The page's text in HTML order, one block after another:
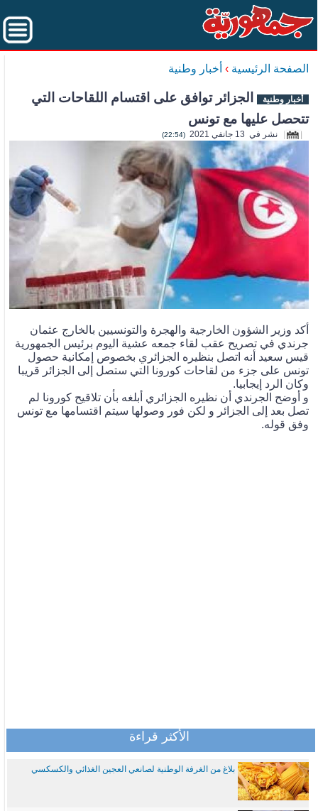
الصفحة الرئيسية › أخبار وطنية
أخبار وطنية الجزائر توافق على اقتسام اللقاحات التي
تتحصل عليها مع تونس
نشر في 13 جانفي 2021 (22:54)
أكد وزير الشؤون الخارجية والهجرة والتونسيين بالخارج عثمان
جرندي في تصريح عقب لقاء جمعه عشية اليوم برئيس الجمهورية
قيس سعيد أنه اتصل بنظيره الجزائري بخصوص إمكانية حصول
تونس على جزء من لقاحات كورونا التي ستصل إلى الجزائر قريبا
وكان الرد إيجابيا.
و أوضح الجرندي أن نظيره الجزائري أبلغه بأن تلاقيح كورونا لم
تصل بعد إلى الجزائر و لكن فور وصولها سيتم اقتسامها مع تونس
وفق قوله.
الأكثر قراءة
بلاغ من الغرفة الوطنية لصانعي العجين الغذائي والكسكسي